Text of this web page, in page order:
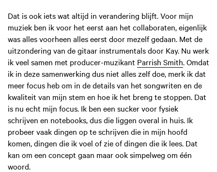
Dat is ook iets wat altijd in verandering blijft. Voor mijn
muziek ben ik voor het eerst aan het collaboraten, eigenlijk
was alles voorheen alles eerst door mezelf gedaan. Met de
uitzondering van de gitaar instrumentals door Kay. Nu werk
ik veel samen met producer-muzikant Parrish Smith. Omdat
ik in deze samenwerking dus niet alles zelf doe, merk ik dat
meer focus heb om in de details van het songwriten en de
kwaliteit van mijn stem en hoe ik het breng te stoppen. Dat
is nu echt mijn focus. Ik ben een sucker voor fysiek
schrijven en notebooks, dus die liggen overal in huis. Ik
probeer vaak dingen op te schrijven die in mijn hoofd
komen, dingen die ik voel of zie of dingen die ik lees. Dat
kan om een concept gaan maar ook simpelweg om één
woord.